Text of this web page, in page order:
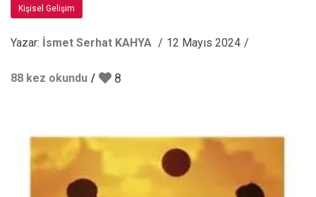
Kişisel Gelişim
Yazar: İsmet Serhat KAHYA 12 Mayıs 2024
88 kez okundu 8